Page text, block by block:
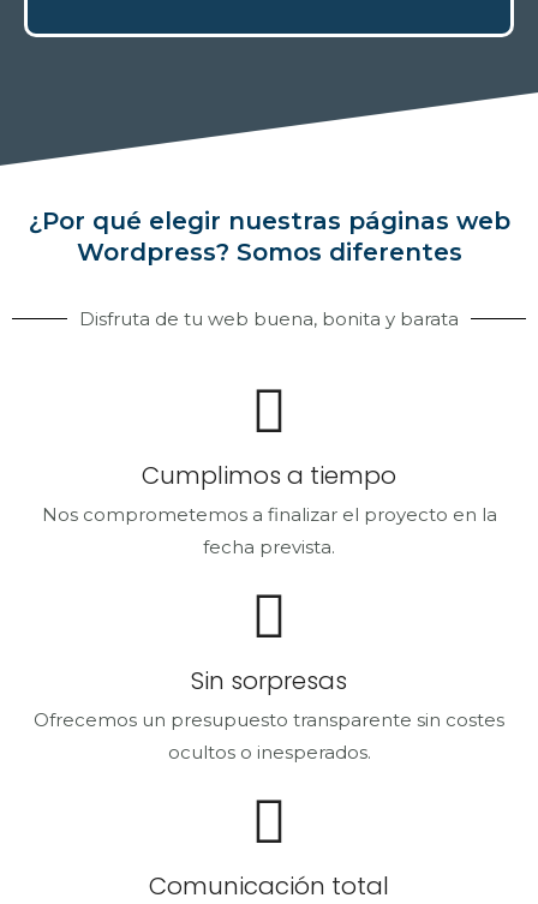
¿Por qué elegir nuestras páginas web
Wordpress? Somos diferentes
Disfruta de tu web buena, bonita y barata
Cumplimos a tiempo
Nos comprometemos a finalizar el proyecto en la
fecha prevista.
Sin sorpresas
Ofrecemos un presupuesto transparente sin costes
ocultos o inesperados.
Comunicación total